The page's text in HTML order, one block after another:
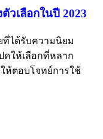
วเลือกในปี 2023
ที่ได้รับความนิยม
คให้เลือกที่หลาก
ห้ตอบโจทย์การใช้